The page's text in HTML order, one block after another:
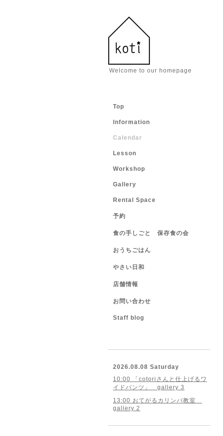
Welcome to our homepage
Top
Information
Calendar
Lesson
Workshop
Gallery
Rental Space
予約
食の手しごと 保存食の会
おうちごはん
やさい日和
店舗情報
お問い合わせ
Staff blog
2026.08.08 Saturday
10:00 「cotoriさんと仕上げるワ
イドパンツ」 gallery 3
13:00 おてがるカリンバ教室
gallery 2